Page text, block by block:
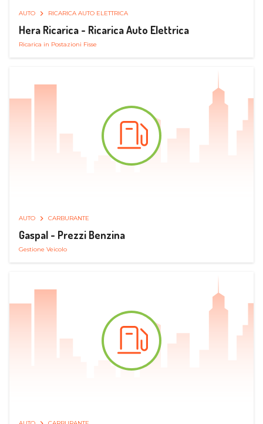
AUTO RICARICA AUTO ELETTRICA
Hera Ricarica - Ricarica Auto Elettrica
Ricarica in Postazioni Fisse
AUTO CARBURANTE
Gaspal - Prezzi Benzina
Gestione Veicolo